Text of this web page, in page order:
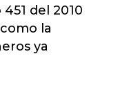
del 2010
la
ya